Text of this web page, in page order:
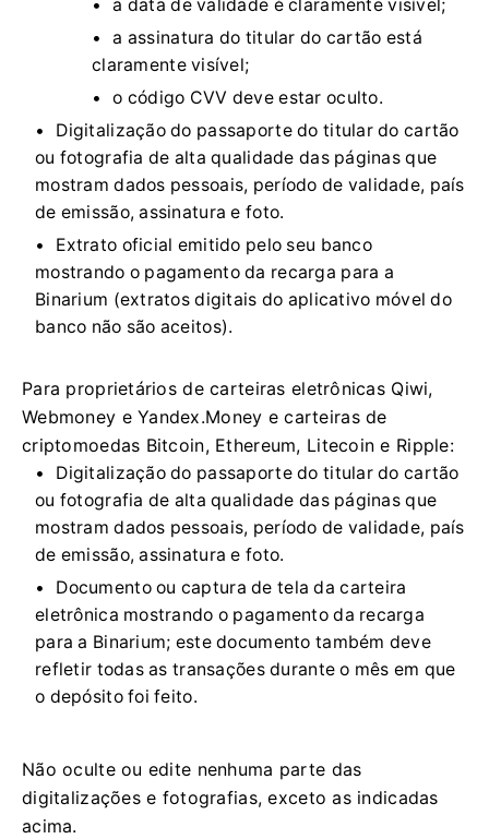
a data de validade é claramente visível;
a assinatura do titular do cartão está
claramente visível;
o código CVV deve estar oculto.
Digitalização do passaporte do titular do cartão
ou fotografia de alta qualidade das páginas que
mostram dados pessoais, período de validade, país
de emissão, assinatura e foto.
Extrato oficial emitido pelo seu banco
mostrando o pagamento da recarga para a
Binarium (extratos digitais do aplicativo móvel do
banco não são aceitos).
Para proprietários de carteiras eletrônicas Qiwi,
Webmoney e Yandex.Money e carteiras de
criptomoedas Bitcoin, Ethereum, Litecoin e Ripple:
Digitalização do passaporte do titular do cartão
ou fotografia de alta qualidade das páginas que
mostram dados pessoais, período de validade, país
de emissão, assinatura e foto.
Documento ou captura de tela da carteira
eletrônica mostrando o pagamento da recarga
para a Binarium; este documento também deve
refletir todas as transações durante o mês em que
o depósito foi feito.
Não oculte ou edite nenhuma parte das
digitalizações e fotografias, exceto as indicadas
acima.